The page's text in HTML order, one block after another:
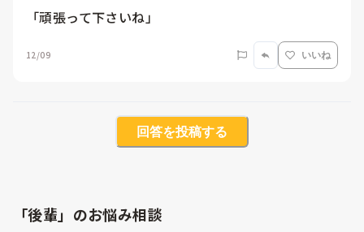
「頑張って下さいね」
12/09 いいね
回答を投稿する
「後輩」のお悩み相談